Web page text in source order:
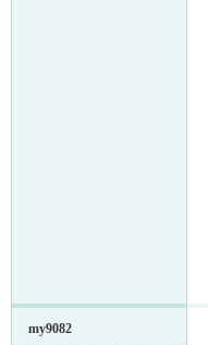
my9082